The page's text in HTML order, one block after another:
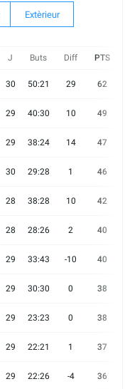
Extèrieur
J Buts Diff PTS
30 50:21 29 62
29 40:30 10 49
29 38:24 14 47
30 29:28 1 46
28 38:28 10 42
28 28:26 2 40
29 33:43 -10 40
29 30:30 0 38
29 23:23 0 38
29 22:21 1 37
29 22:26 -4 36